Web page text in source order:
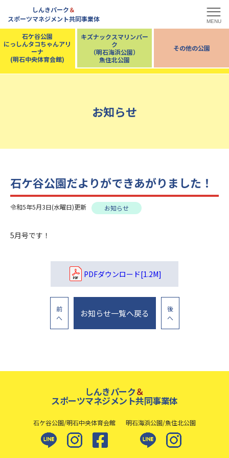
しんきパーク＆
スポーツマネジメント共同事業体
MENU
石ケ谷公園
にっしんタコちゃんアリ
ーナ
(明石中央体育会館)
キズナックスマリンパー
ク
（明石海浜公園）
魚住北公園
その他の公園
お知らせ
石ケ谷公園だよりができあがりました！
令和5年5月3日(水曜日)更新 お知らせ
5月号です！
PDFダウンロード[1.2M]
前
へ
お知らせ一覧へ戻る
後
へ
しんきパーク＆
スポーツマネジメント共同事業体
石ケ谷公園/明石中央体育会館 明石海浜公園/魚住北公園